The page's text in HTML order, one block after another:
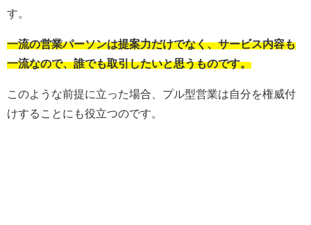
す。
一流の営業パーソンは提案力だけでなく、サービス内容も
一流なので、誰でも取引したいと思うものです。
このような前提に立った場合、プル型営業は自分を権威付
けすることにも役立つのです。